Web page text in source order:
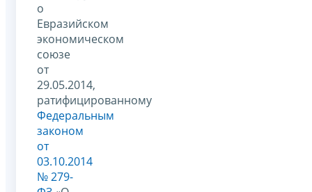
о
Евразийском
экономическом
союзе
от
29.05.2014,
ратифицированному
Федеральным
законом
от
03.10.2014
№ 279-